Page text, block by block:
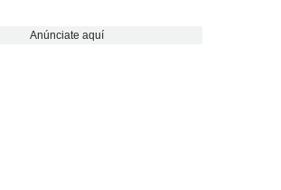
Anúnciate aquí